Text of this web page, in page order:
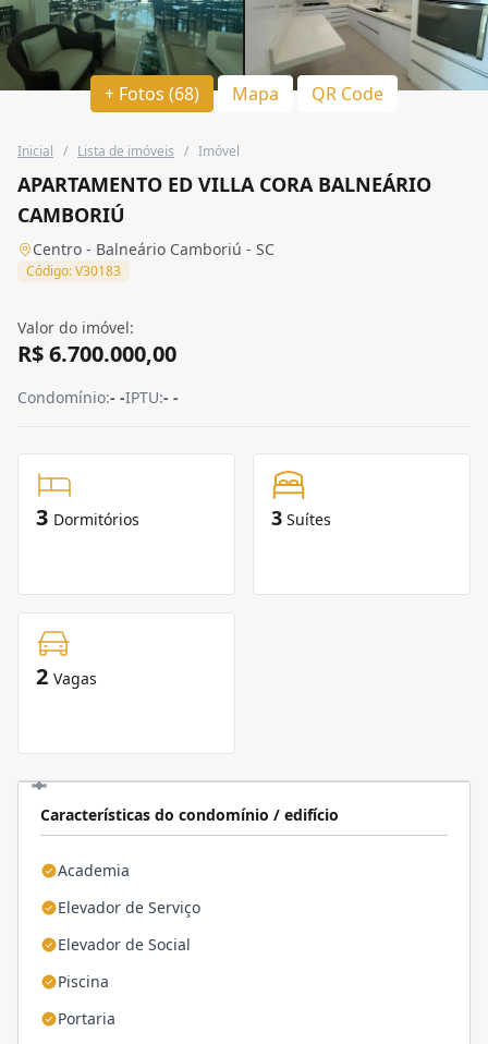
+ Fotos (68) Mapa QR Code
Inicial / Lista de imóveis / Imóvel
APARTAMENTO ED VILLA CORA BALNEÁRIO
CAMBORIÚ
Centro - Balneário Camboriú - SC
Código: V30183
Valor do imóvel:
R$ 6.700.000,00
Condomínio:- -IPTU:- -
3 Dormitórios 3 Suítes
2 Vagas
Características do condomínio / edifício
Academia
Elevador de Serviço
Elevador de Social
Piscina
Portaria